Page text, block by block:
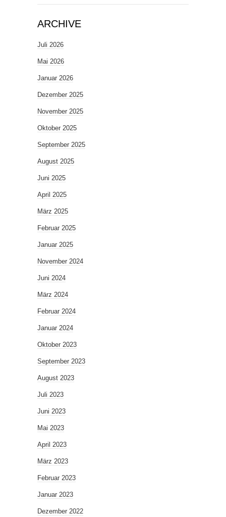
ARCHIVE
Juli 2026
Mai 2026
Januar 2026
Dezember 2025
November 2025
Oktober 2025
September 2025
August 2025
Juni 2025
April 2025
März 2025
Februar 2025
Januar 2025
November 2024
Juni 2024
März 2024
Februar 2024
Januar 2024
Oktober 2023
September 2023
August 2023
Juli 2023
Juni 2023
Mai 2023
April 2023
März 2023
Februar 2023
Januar 2023
Dezember 2022